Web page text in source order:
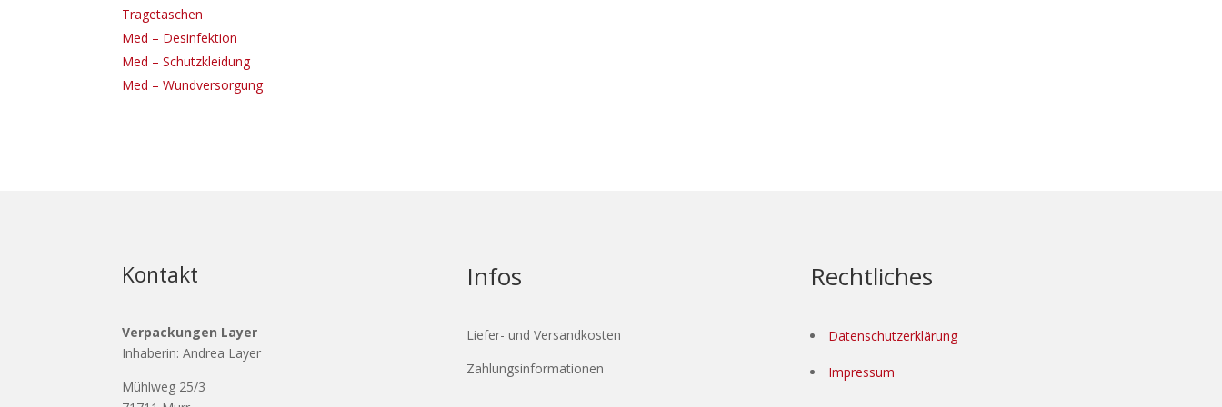
Tragetaschen
Med – Desinfektion
Med – Schutzkleidung
Med – Wundversorgung
Kontakt
Verpackungen Layer
Inhaberin: Andrea Layer
Mühlweg 25/3
Infos
Liefer- und Versandkosten
Zahlungsinformationen
Rechtliches
Datenschutzerklärung
Impressum